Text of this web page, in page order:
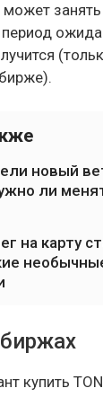
может
период
новый
ли
на карту
купить